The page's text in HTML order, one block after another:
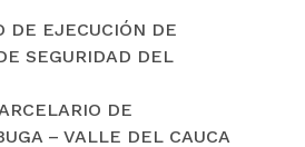
DE EJECUCIÓN DE
SEGURIDAD DEL
DE
– VALLE DEL CAUCA